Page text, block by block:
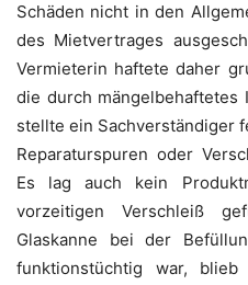
Schäden nicht in den
des Mietvertrages
Vermieterin haftete daher
die durch mängelbehaftetes
stellte ein Sachverständiger
Reparaturspuren oder
Es lag auch kein
vorzeitigen Verschleiß
Glaskanne bei der
funktionstüchtig war,